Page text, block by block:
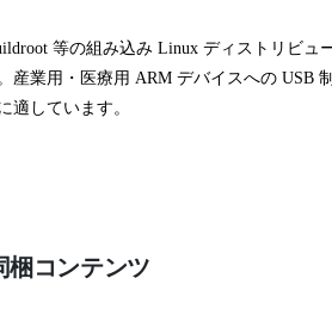
等の組み込み Linux ディストリビュ
産業用・医療用 ARM デバイスへの USB
適しています。
梱コンテンツ